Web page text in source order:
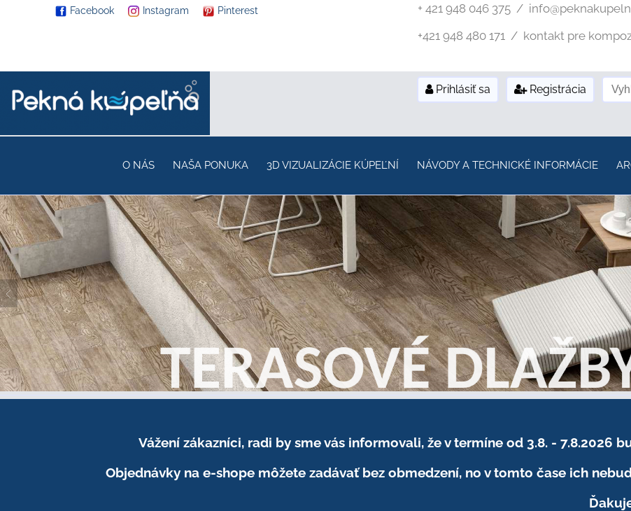
Facebook Instagram Pinterest + 421 948 046 375 /
+421 948 480 171 / kontakt pre
Prihlásiť sa Registrácia
O NÁS NAŠA PONUKA 3D VIZUALIZÁCIE KÚPEĽNÍ NÁVODY A TECHNICKÉ INFORMÁCIE
Vážení zákazníci, radi by sme vás informovali, že v termíne od 3.8. - 7.8.2026
Objednávky na e-shope môžete zadávať bez obmedzení, no v tomto čase ich